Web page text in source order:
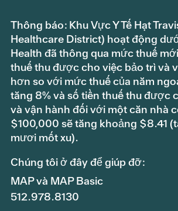
Thông báo: Khu Vực Y Tế Hạt
Healthcare District) hoạt động
Health đã thông qua mức thuế
thuế thu được cho việc bảo trì và
hơn so với mức thuế của năm
tăng 8% và số tiền thuế thu được
và vận hành đối với một căn nhà
$100,000 sẽ tăng khoảng $8.41
mươi mốt xu).
Chúng tôi ở đây để giúp đỡ:
MAP và MAP Basic
512.978.8130